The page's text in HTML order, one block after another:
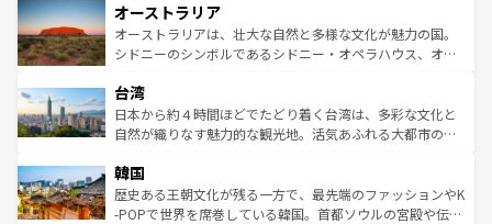
部のニューオーリンズでは、音楽と美食が融合した独特の
文化が魅力。旅行者はアメリカの各地域で異なる魅力を楽
しみながら、その多様性と豊かな歴史を感じることができ
ならではの贅沢な旅のスタイルだ。 なお、新着のアメリカ
情報はコンテンツ一覧を参照してほしい。
ワイ島は見逃せない。また、定番の観光地といえばオアフ
島だが、静かな自然を求めるならマウイ島やカウアイ島が
おすすめ。エメラルドグリーンに輝く海をはじめ、豊かな
れるおもてなしの心で訪れる人々を迎えてくれるハワイの
人々、おいしいローカルフードやハワイアンミュージッ
ク、伝統的なフラダンスなど、すべてがハワイの魅力を彩
ワイを、存分に味わってほしい。 なお、新着のハワイ情報
はコンテンツ一覧を参照してほしい。
オーストラリア
オーストラリアは、壮大な自然と多様な文化が魅力の国。
シドニーのシンボルであるシドニー・オペラハウス、オー
リアリーフや大陸中央部にそびえるウルル（エアーズロッ
ク）、タスマニアの美しい原生林やケアンズの熱帯雨林な
ど、見どころがたくさん。また、カフェやワイン、オージ
いる。アクティビティも充実しており、サーフィンやダイ
ビング、ハイキングなど、アウトドア好きにはたまらな
い。オーストラリアの多彩な魅力を存分に味わいつくそ
台湾
日本から約４時間ほどでたどり着く台湾は、多彩な文化と
自然が織りなす魅力的な観光地。活気あふれる大都市の台
ン）、静ひつな山岳地帯である台湾東部など、都市の喧騒
と山間の静けさが共存しており、訪れる人に新しい発見と
驚きをもたらしてくれる。また、奥深い台湾の食文化も魅
韓国
歴史ある王朝文化が残る一方で、最先端のファッションやK
-POPで世界を席巻している韓国。首都ソウルの宮殿や伝統